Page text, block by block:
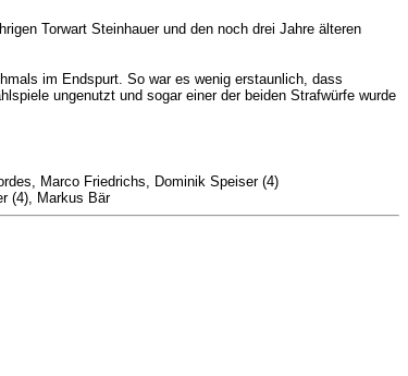
Torwart Steinhauer und den noch drei Jahre älteren
im Endspurt. So war es wenig erstaunlich, dass
ungenutzt und sogar einer der beiden Strafwürfe wurde
Marco Friedrichs, Dominik Speiser (4)
(4), Markus Bär